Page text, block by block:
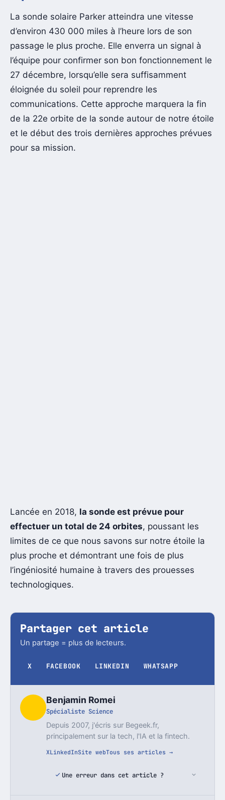
La sonde solaire Parker atteindra une vitesse
d’environ 430 000 miles à l’heure lors de son
passage le plus proche. Elle enverra un signal à
l’équipe pour confirmer son bon fonctionnement le
27 décembre, lorsqu’elle sera suffisamment
éloignée du soleil pour reprendre les
communications. Cette approche marquera la fin
de la 22e orbite de la sonde autour de notre étoile
et le début des trois dernières approches prévues
pour sa mission.
Lancée en 2018, la sonde est prévue pour
effectuer un total de 24 orbites, poussant les
limites de ce que nous savons sur notre étoile la
plus proche et démontrant une fois de plus
l’ingéniosité humaine à travers des prouesses
technologiques.
Partager cet article
Un partage = plus de lecteurs.
X FACEBOOK LINKEDIN WHATSAPP
Benjamin Romei
Spécialiste Science
Depuis 2007, j'écris sur Begeek.fr,
principalement sur la tech, l'IA et la fintech.
XLinkedInSite webTous ses articles →
Une erreur dans cet article ?